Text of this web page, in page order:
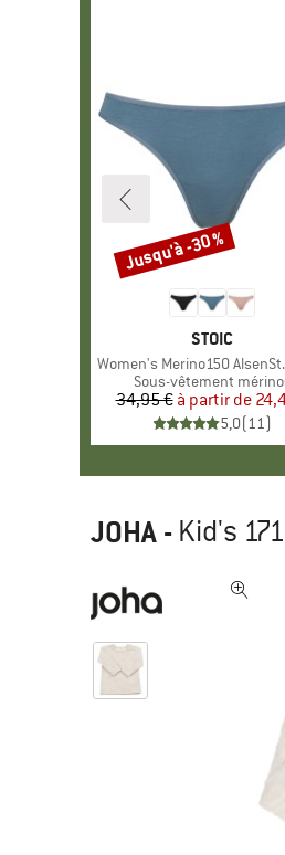
MARQUE
STOIC
Article
Women's Merino150
Product group
Sous-vêtement
Prix
34,95 € Prix
à partir de
5,0(11)
Remise
Jusqu'à -30 %
JOHA - Kid's